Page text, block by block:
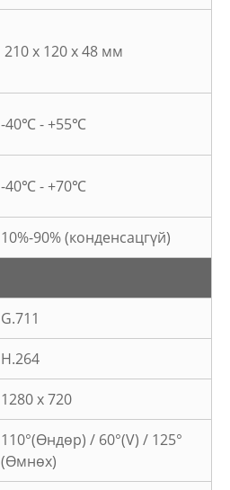
210 x 120 x 48 мм
-40℃ - +55℃
-40℃ - +70℃
10%-90% (конденсацгүй)
G.711
H.264
1280 x 720
110°(Өндөр) / 60°(V) / 125°
(Өмнөх)